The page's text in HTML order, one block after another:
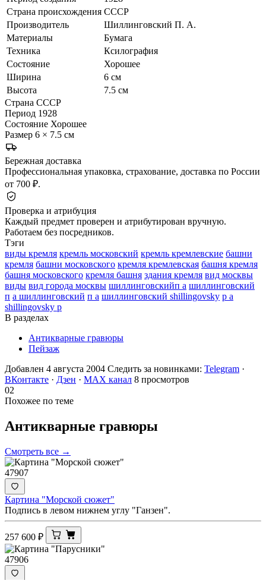
Страна происхождения СССР
Производитель
Шиллинговский П. А.
Материалы
Бумага
Техника
Ксилография
Состояние
Хорошее
Ширина
6 см
Высота
7.5 см
Страна СССР
Период 1928
Состояние Хорошее
Размер 6 × 7.5 см
Бережная доставка
Профессиональная упаковка, страхование, доставка по России
от 700 ₽.
Проверка и атрибуция
Каждый предмет проверен и атрибутирован вручную.
Работаем без посредников.
Тэги
виды кремля кремль московский кремль кремлевские башни
кремля башни московского кремля кремлевская башня кремля
башня московского кремля башня здания кремля вид москвы
виды вид города москвы шиллинговскийп а шиллинговский
п а шиллинговский п а шиллинговский shillingovsky p a
shillingovsky p
В разделах
Антикварные гравюры
Пейзаж
Добавлен 4 августа 2004 Следить за новинками: Telegram ·
ВКонтакте · Дзен · MAX канал 8 просмотров
02
Похожее по теме
Антикварные гравюры
Смотреть все →
47907
Картина "Морской сюжет"
Подпись в левом нижнем углу "Ганзен".
257 600 ₽
47906